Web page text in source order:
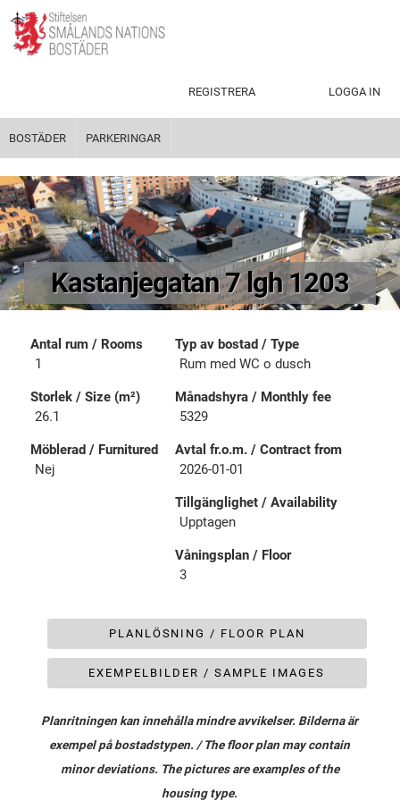
REGISTRERA LOGGA IN
BOSTÄDER PARKERINGAR
Kastanjegatan 7 lgh 1203
Antal rum / Rooms
1
Storlek / Size (m²)
26.1
Möblerad / Furnitured
Nej
Typ av bostad / Type
Rum​ ​med​ ​WC​ o ​dusch
Månadshyra / Monthly fee
5329
Avtal fr.o.m. / Contract from
2026-01-01
Tillgänglighet / Availability
Upptagen
Våningsplan / Floor
3
PLANLÖSNING / FLOOR PLAN
EXEMPELBILDER / SAMPLE IMAGES
Planritningen kan innehålla mindre avvikelser. Bilderna är
exempel på bostadstypen. / The floor plan may contain
minor deviations. The pictures are examples of the
housing type.